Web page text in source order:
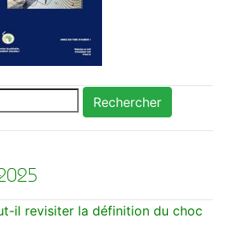
Rechercher
il revisiter la définition du choc